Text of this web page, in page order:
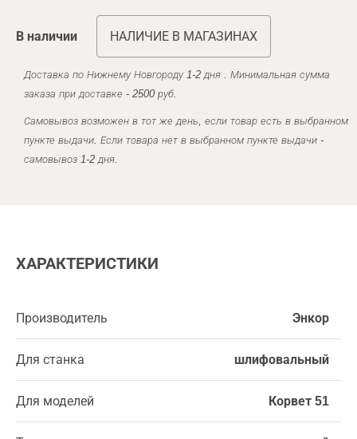
В наличии НАЛИЧИЕ В МАГАЗИНАХ
Доставка по Нижнему Новгороду 1-2 дня . Минимальная сумма
заказа при доставке - 2500 руб.
Самовывоз возможен в тот же день, если товар есть в выбранном
пункте выдачи. Если товара нет в выбранном пункте выдачи -
самовывоз 1-2 дня.
ХАРАКТЕРИСТИКИ
Производитель Энкор
Для станка шлифовальный
Для моделей Корвет 51